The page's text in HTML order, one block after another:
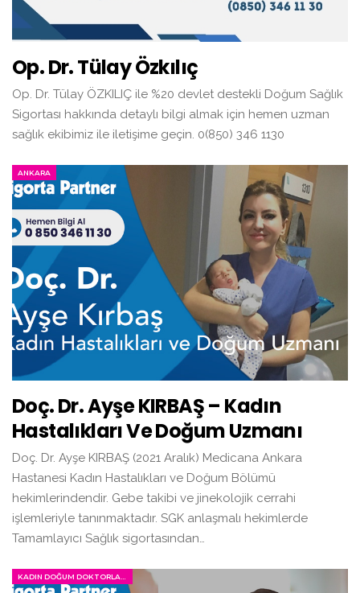
Op. Dr. Tülay Özkılıç
Op. Dr. Tülay ÖZKILIÇ ile %20 devlet destekli Doğum Sağlık
Sigortası hakkında detaylı bilgi almak için hemen uzman
sağlık ekibimiz ile iletişime geçin. 0(850) 346 1130
ANKARA
Doç. Dr. Ayşe KIRBAŞ – Kadın
Hastalıkları Ve Doğum Uzmanı
Doç. Dr. Ayşe KIRBAŞ (2021 Aralık) Medicana Ankara
Hastanesi Kadın Hastalıkları ve Doğum Bölümü
hekimlerindendir. Gebe takibi ve jinekolojik cerrahi
işlemleriyle tanınmaktadır. SGK anlaşmalı hekimlerde
Tamamlayıcı Sağlık sigortasından…